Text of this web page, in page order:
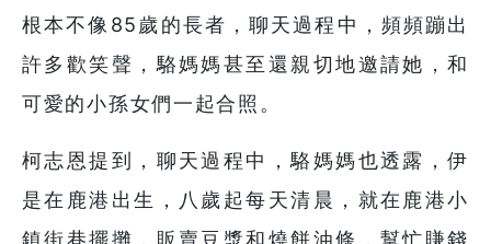
根本不像85歲的長者，聊天過程中，頻頻蹦出
許多歡笑聲，駱媽媽甚至還親切地邀請她，和
可愛的小孫女們一起合照。
柯志恩提到，聊天過程中，駱媽媽也透露，伊
是在鹿港出生，八歲起每天清晨，就在鹿港小